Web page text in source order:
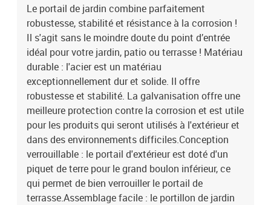
Le portail de jardin combine parfaitement
robustesse, stabilité et résistance à la corrosion !
Il s'agit sans le moindre doute du point d’entrée
idéal pour votre jardin, patio ou terrasse ! Matériau
durable : l'acier est un matériau
exceptionnellement dur et solide. Il offre
robustesse et stabilité. La galvanisation offre une
meilleure protection contre la corrosion et est utile
pour les produits qui seront utilisés à l'extérieur et
dans des environnements difficiles.Conception
verrouillable : le portail d'extérieur est doté d'un
piquet de terre pour le grand boulon inférieur, ce
qui permet de bien verrouiller le portail de
terrasse.Assemblage facile : le portillon de jardin